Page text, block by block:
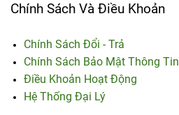
Chính Sách Và Điều Khoản
Chính Sách Đổi - Trả
Chính Sách Bảo Mật Thông Tin
Điều Khoản Hoạt Động
Hệ Thống Đại Lý